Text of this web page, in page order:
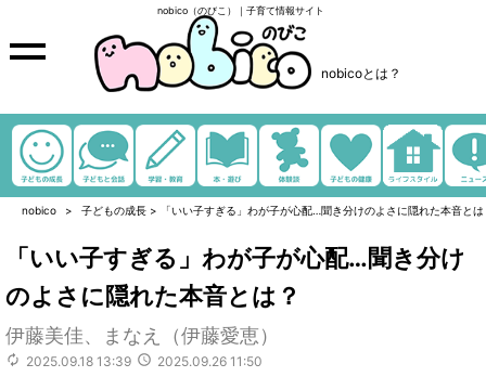
nobico（のびこ）｜子育て情報サイト
nobicoとは？
nobico 子どもの成長 > 「いい子すぎる」わが子が心配…聞き分けのよさに隠れた本音とは
「いい子すぎる」わが子が心配…聞き分け
のよさに隠れた本音とは？
伊藤美佳、まなえ（伊藤愛恵）
2025.09.18 13:39 2025.09.26 11:50